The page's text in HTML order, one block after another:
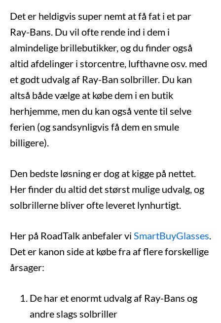
Det er heldigvis super nemt at få fat i et par
Ray-Bans. Du vil ofte rende ind i dem i
almindelige brillebutikker, og du finder også
altid afdelinger i storcentre, lufthavne osv. med
et godt udvalg af Ray-Ban solbriller. Du kan
altså både vælge at købe dem i en butik
herhjemme, men du kan også vente til selve
ferien (og sandsynligvis få dem en smule
billigere).
Den bedste løsning er dog at kigge på nettet.
Her finder du altid det størst mulige udvalg, og
solbrillerne bliver ofte leveret lynhurtigt.
Her på RoadTalk anbefaler vi SmartBuyGlasses.
Det er kanon side at købe fra af flere forskellige
årsager:
De har et enormt udvalg af Ray-Bans og
andre slags solbriller